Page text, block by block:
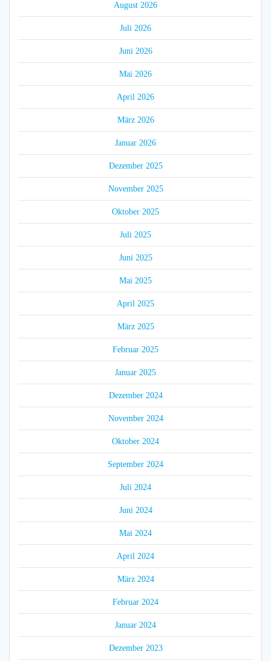
August 2026
Juli 2026
Juni 2026
Mai 2026
April 2026
März 2026
Januar 2026
Dezember 2025
November 2025
Oktober 2025
Juli 2025
Juni 2025
Mai 2025
April 2025
März 2025
Februar 2025
Januar 2025
Dezember 2024
November 2024
Oktober 2024
September 2024
Juli 2024
Juni 2024
Mai 2024
April 2024
März 2024
Februar 2024
Januar 2024
Dezember 2023